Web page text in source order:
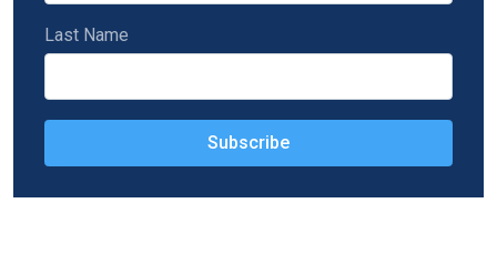
Last Name